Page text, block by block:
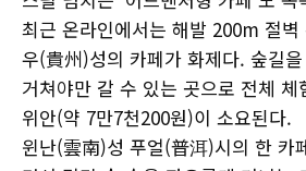
최근 온라인에서는 해발 200m 절벽
우(貴州)성의 카페가 화제다. 숲길
거쳐야만 갈 수 있는 곳으로 전체
위안(약 7만7천200원)이 소요된다.
윈난(雲南)성 푸얼(普洱)시의 한 카